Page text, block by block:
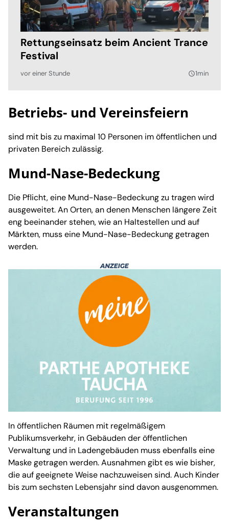
Rettungseinsatz beim Ancient Trance
Festival
vor einer Stunde query_builder1min
Betriebs- und Vereinsfeiern
sind mit bis zu maximal 10 Personen im öffentlichen und
privaten Bereich zulässig.
Mund-Nase-Bedeckung
Die Pflicht, eine Mund-Nase-Bedeckung zu tragen wird
ausgeweitet. An Orten, an denen Menschen längere Zeit
eng beeinander stehen, wie an Haltestellen und auf
Märkten, muss eine Mund-Nase-Bedeckung getragen
werden.
In öffentlichen Räumen mit regelmäßigem
Publikumsverkehr, in Gebäuden der öffentlichen
Verwaltung und in Ladengebäuden muss ebenfalls eine
Maske getragen werden. Ausnahmen gibt es wie bisher,
die auf geeignete Weise nachzuweisen sind. Auch Kinder
bis zum sechsten Lebensjahr sind davon ausgenommen.
Veranstaltungen